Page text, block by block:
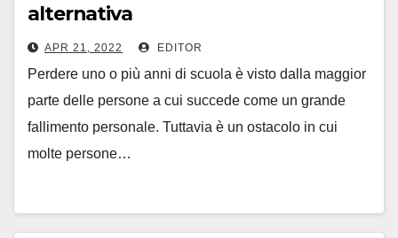
alternativa
APR 21, 2022 EDITOR
Perdere uno o più anni di scuola è visto dalla maggior
parte delle persone a cui succede come un grande
fallimento personale. Tuttavia è un ostacolo in cui
molte persone…